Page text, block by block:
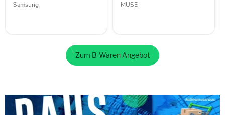
Samsung MUSE
Zum B-Waren Angebot